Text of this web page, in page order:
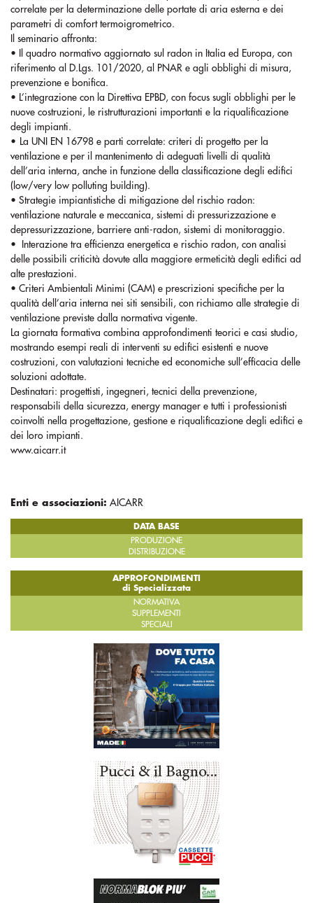
correlate per la determinazione delle portate di aria esterna e dei
parametri di comfort termoigrometrico.
Il seminario affronta:
• Il quadro normativo aggiornato sul radon in Italia ed Europa, con
riferimento al D.Lgs. 101/2020, al PNAR e agli obblighi di misura,
prevenzione e bonifica.
• L’integrazione con la Direttiva EPBD, con focus sugli obblighi per le
nuove costruzioni, le ristrutturazioni importanti e la riqualificazione
degli impianti.
• La UNI EN 16798 e parti correlate: criteri di progetto per la
ventilazione e per il mantenimento di adeguati livelli di qualità
dell’aria interna, anche in funzione della classificazione degli edifici
(low/very low polluting building).
• Strategie impiantistiche di mitigazione del rischio radon:
ventilazione naturale e meccanica, sistemi di pressurizzazione e
depressurizzazione, barriere anti-radon, sistemi di monitoraggio.
• Interazione tra efficienza energetica e rischio radon, con analisi
delle possibili criticità dovute alla maggiore ermeticità degli edifici ad
alte prestazioni.
• Criteri Ambientali Minimi (CAM) e prescrizioni specifiche per la
qualità dell’aria interna nei siti sensibili, con richiamo alle strategie di
ventilazione previste dalla normativa vigente.
La giornata formativa combina approfondimenti teorici e casi studio,
mostrando esempi reali di interventi su edifici esistenti e nuove
costruzioni, con valutazioni tecniche ed economiche sull’efficacia delle
soluzioni adottate.
Destinatari: progettisti, ingegneri, tecnici della prevenzione,
responsabili della sicurezza, energy manager e tutti i professionisti
coinvolti nella progettazione, gestione e riqualificazione degli edifici e
dei loro impianti.
www.aicarr.it
Enti e associazioni: AICARR
DATA BASE
PRODUZIONE
DISTRIBUZIONE
APPROFONDIMENTI
di Specializzata
NORMATIVA
SUPPLEMENTI
SPECIALI